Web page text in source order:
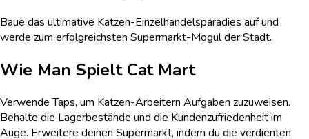
Baue das ultimative Katzen-Einzelhandelsparadies auf und
werde zum erfolgreichsten Supermarkt-Mogul der Stadt.
Wie Man Spielt Cat Mart
Verwende Taps, um Katzen-Arbeitern Aufgaben zuzuweisen.
Behalte die Lagerbestände und die Kundenzufriedenheit im
Auge. Erweitere deinen Supermarkt, indem du die verdienten